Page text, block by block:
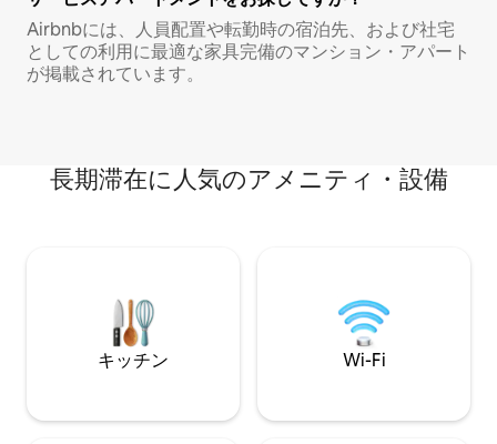
Airbnbには、人員配置や転勤時の宿泊先、および社宅
としての利用に最適な家具完備のマンション・アパート
が掲載されています。
長期滞在に人気のアメニティ・設備
キッチン Wi-Fi